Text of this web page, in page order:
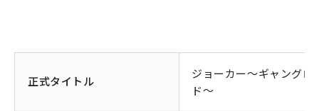
正式タイトル
ジョーカー～ギャングロ
ド～